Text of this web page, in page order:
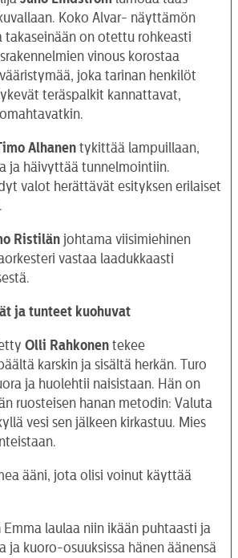
Koko Alvar- näyttämön
takaseinään on otettu rohkeasti
vinous korostaa
joka tarinan henkilöt
teräspalkit kannattavat,
Alhanen tykittää lampuillaan,
ja häivyttää tunnelmointiin.
valot herättävät esityksen erilaiset
Ristilän johtama viisimiehinen
vastaa laadukkaasti
ja tunteet kuohuvat
Olli Rahkonen tekee
karskin ja sisältä herkän. Turo
ja huolehtii naisistaan. Hän on
ruosteisen hanan metodin: Valuta
vesi sen jälkeen kirkastuu. Mies
ääni, jota olisi voinut käyttää
Emma laulaa niin ikään puhtaasti ja
ja kuoro-osuuksissa hänen äänensä